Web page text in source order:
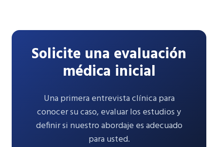
Solicite una evaluación
médica inicial
Una primera entrevista clínica para
conocer su caso, evaluar los estudios y
definir si nuestro abordaje es adecuado
para usted.